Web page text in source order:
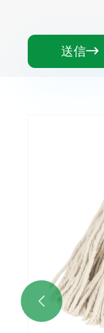
送信
プラスチ
もっと見
